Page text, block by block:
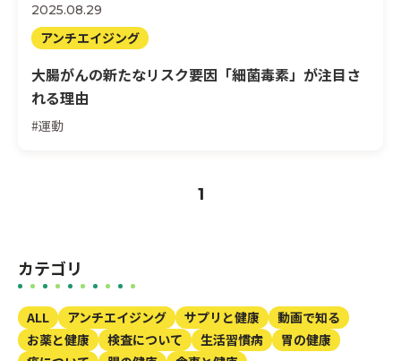
2025.08.29
アンチエイジング
大腸がんの新たなリスク要因「細菌毒素」が注目さ
れる理由
#運動
1
カテゴリ
ALL アンチエイジング サプリと健康
動画で知る
お薬と健康
検査について 生活習慣病
胃の健康